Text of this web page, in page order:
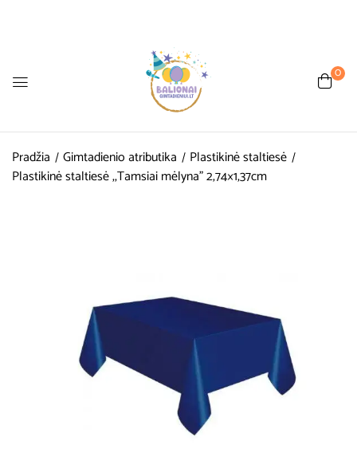
0
Pradžia Gimtadienio atributika
Plastikinė staltiesė
Plastikinė staltiesė ,,Tamsiai mėlyna” 2,74×1,37cm